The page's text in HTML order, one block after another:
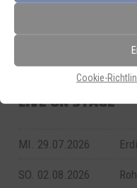
Cookie-
LIVE ON STAGE
MI. 29.07.2026
SO. 02.08.2026